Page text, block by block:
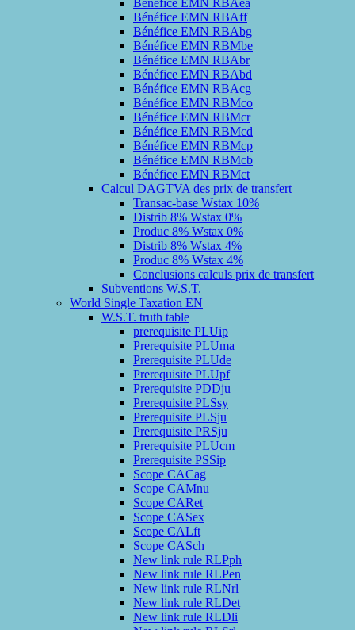
Bénéfice EMN RBAea
Bénéfice EMN RBAff
Bénéfice EMN RBAbg
Bénéfice EMN RBMbe
Bénéfice EMN RBAbr
Bénéfice EMN RBAbd
Bénéfice EMN RBAcg
Bénéfice EMN RBMco
Bénéfice EMN RBMcr
Bénéfice EMN RBMcd
Bénéfice EMN RBMcp
Bénéfice EMN RBMcb
Bénéfice EMN RBMct
Calcul DAGTVA des prix de transfert
Transac-base Wstax 10%
Distrib 8% Wstax 0%
Produc 8% Wstax 0%
Distrib 8% Wstax 4%
Produc 8% Wstax 4%
Conclusions calculs prix de transfert
Subventions W.S.T.
World Single Taxation EN
W.S.T. truth table
prerequisite PLUip
Prerequisite PLUma
Prerequisite PLUde
Prerequisite PLUpf
Prerequisite PDDju
Prerequisite PLSsy
Prerequisite PLSju
Prerequisite PRSju
Prerequisite PLUcm
Prerequisite PSSip
Scope CACag
Scope CAMnu
Scope CARet
Scope CASex
Scope CALft
Scope CASch
New link rule RLPph
New link rule RLPen
New link rule RLNrl
New link rule RLDet
New link rule RLDli